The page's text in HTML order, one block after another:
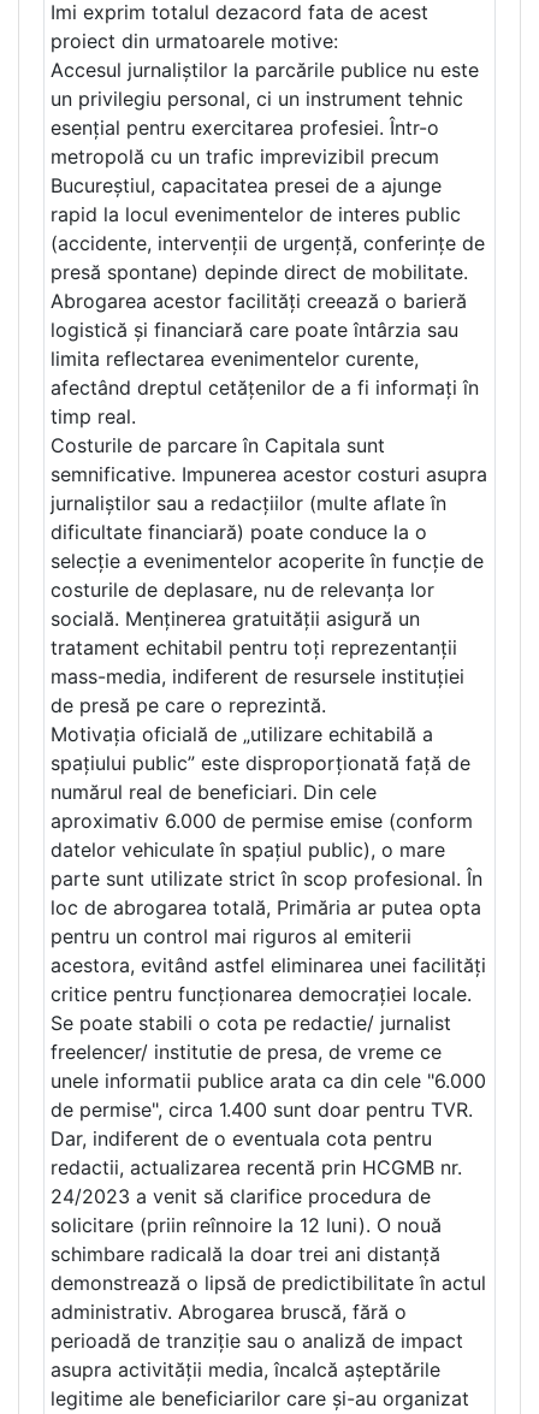
Imi exprim totalul dezacord fata de acest
proiect din urmatoarele motive:
Accesul jurnaliștilor la parcările publice nu este
un privilegiu personal, ci un instrument tehnic
esențial pentru exercitarea profesiei. Într-o
metropolă cu un trafic imprevizibil precum
Bucureștiul, capacitatea presei de a ajunge
rapid la locul evenimentelor de interes public
(accidente, intervenții de urgență, conferințe de
presă spontane) depinde direct de mobilitate.
Abrogarea acestor facilități creează o barieră
logistică și financiară care poate întârzia sau
limita reflectarea evenimentelor curente,
afectând dreptul cetățenilor de a fi informați în
timp real.
Costurile de parcare în Capitala sunt
semnificative. Impunerea acestor costuri asupra
jurnaliștilor sau a redacțiilor (multe aflate în
dificultate financiară) poate conduce la o
selecție a evenimentelor acoperite în funcție de
costurile de deplasare, nu de relevanța lor
socială. Menținerea gratuității asigură un
tratament echitabil pentru toți reprezentanții
mass-media, indiferent de resursele instituției
de presă pe care o reprezintă.
Motivația oficială de „utilizare echitabilă a
spațiului public” este disproporționată față de
numărul real de beneficiari. Din cele
aproximativ 6.000 de permise emise (conform
datelor vehiculate în spațiul public), o mare
parte sunt utilizate strict în scop profesional. În
loc de abrogarea totală, Primăria ar putea opta
pentru un control mai riguros al emiterii
acestora, evitând astfel eliminarea unei facilități
critice pentru funcționarea democrației locale.
Se poate stabili o cota pe redactie/ jurnalist
freelencer/ institutie de presa, de vreme ce
unele informatii publice arata ca din cele "6.000
de permise", circa 1.400 sunt doar pentru TVR.
Dar, indiferent de o eventuala cota pentru
redactii, actualizarea recentă prin HCGMB nr.
24/2023 a venit să clarifice procedura de
solicitare (priin reînnoire la 12 luni). O nouă
schimbare radicală la doar trei ani distanță
demonstrează o lipsă de predictibilitate în actul
administrativ. Abrogarea bruscă, fără o
perioadă de tranziție sau o analiză de impact
asupra activității media, încalcă așteptările
legitime ale beneficiarilor care și-au organizat